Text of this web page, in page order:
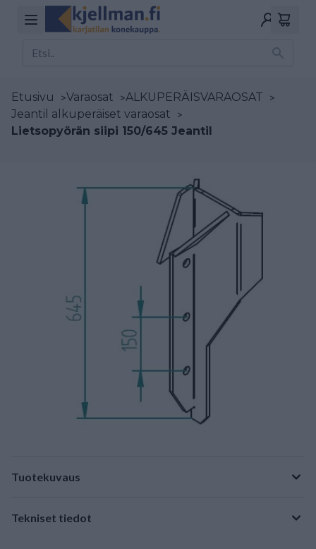
Etusivu >Varaosat >ALKUPERÄISVARAOSAT >
Jeantil alkuperäiset varaosat >
Lietsopyörän siipi 150/645 Jeantil
Tuotekuvaus
Tekniset tiedot